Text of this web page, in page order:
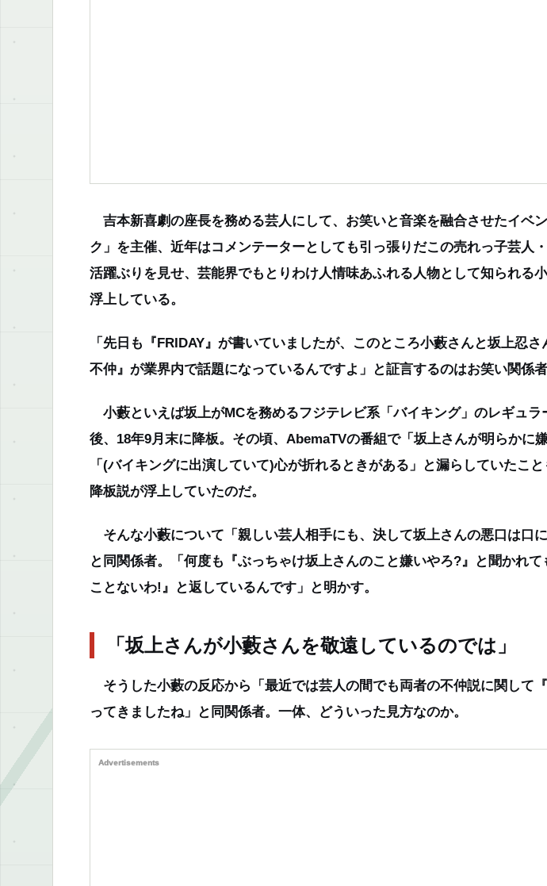
吉本新喜劇の座長を務める芸人にして、お笑いと音楽を融合させたイベ
ク」を主催、近年はコメンテーターとしても引っ張りだこの売れっ子芸人
活躍ぶりを見せ、芸能界でもとりわけ人情味あふれる人物として知られる
浮上している。
「先日も『FRIDAY』が書いていましたが、このところ小藪さんと坂上忍
不仲』が業界内で話題になっているんですよ」
と証言するのはお笑い関係者
小藪といえば坂上がMCを務めるフジテレビ系「バイキング」のレギュラ
後、18年9月末に降板。その頃、AbemaTVの番組で「坂上さんが明らかに
「(バイキングに出演していて)心が折れるときがある」と漏らしていたこ
降板説が浮上していたのだ。
そんな小藪について 「親しい芸人相手にも、決して坂上さんの悪口は口
と同関係者。「何度も『ぶっちゃけ坂上さんのこと嫌いやろ?』と聞かれ
ことないわ!』と返しているんです」
と明かす。
「坂上さんが小藪さんを敬遠しているのでは」
そうした小藪の反応から
「最近では芸人の間でも両者の不仲説に関して
ってきましたね」
と同関係者。一体、どういった見方なのか。
Advertisements